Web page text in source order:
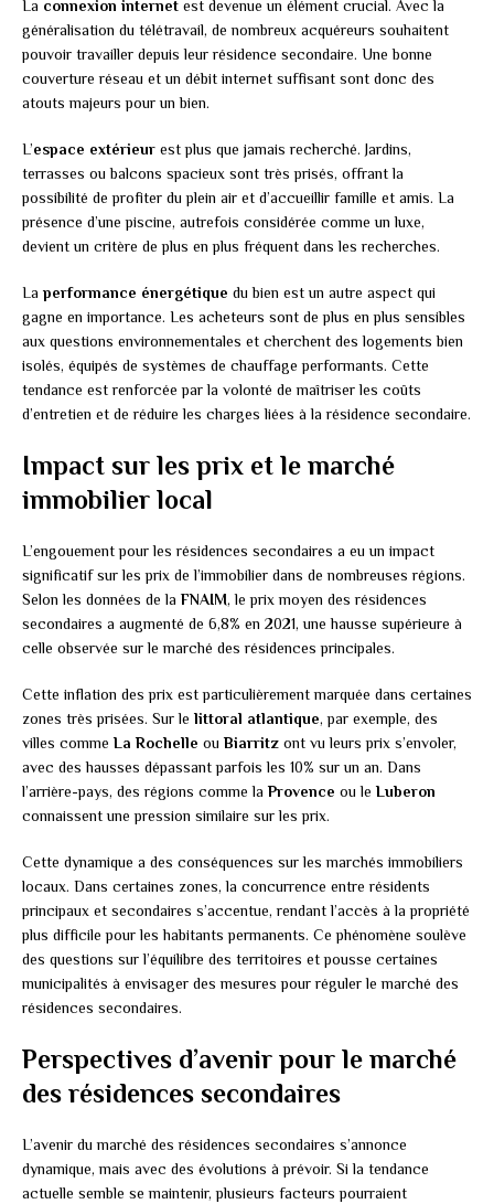
La connexion internet est devenue un élément crucial. Avec la
généralisation du télétravail, de nombreux acquéreurs souhaitent
pouvoir travailler depuis leur résidence secondaire. Une bonne
couverture réseau et un débit internet suffisant sont donc des
atouts majeurs pour un bien.
L’espace extérieur est plus que jamais recherché. Jardins,
terrasses ou balcons spacieux sont très prisés, offrant la
possibilité de profiter du plein air et d’accueillir famille et amis. La
présence d’une piscine, autrefois considérée comme un luxe,
devient un critère de plus en plus fréquent dans les recherches.
La performance énergétique du bien est un autre aspect qui
gagne en importance. Les acheteurs sont de plus en plus sensibles
aux questions environnementales et cherchent des logements bien
isolés, équipés de systèmes de chauffage performants. Cette
tendance est renforcée par la volonté de maîtriser les coûts
d’entretien et de réduire les charges liées à la résidence secondaire.
Impact sur les prix et le marché
immobilier local
L’engouement pour les résidences secondaires a eu un impact
significatif sur les prix de l’immobilier dans de nombreuses régions.
Selon les données de la FNAIM, le prix moyen des résidences
secondaires a augmenté de 6,8% en 2021, une hausse supérieure à
celle observée sur le marché des résidences principales.
Cette inflation des prix est particulièrement marquée dans certaines
zones très prisées. Sur le littoral atlantique, par exemple, des
villes commeLa Rochelle ouBiarritz ont vu leurs prix s’envoler,
avec des hausses dépassant parfois les 10% sur un an. Dans
l’arrière-pays, des régions comme laProvence ou leLuberon
connaissent une pression similaire sur les prix.
Cette dynamique a des conséquences sur les marchés immobiliers
locaux. Dans certaines zones, la concurrence entre résidents
principaux et secondaires s’accentue, rendant l’accès à la propriété
plus difficile pour les habitants permanents. Ce phénomène soulève
des questions sur l’équilibre des territoires et pousse certaines
municipalités à envisager des mesures pour réguler le marché des
résidences secondaires.
Perspectives d’avenir pour le marché
des résidences secondaires
L’avenir du marché des résidences secondaires s’annonce
dynamique, mais avec des évolutions à prévoir. Si la tendance
actuelle semble se maintenir, plusieurs facteurs pourraient